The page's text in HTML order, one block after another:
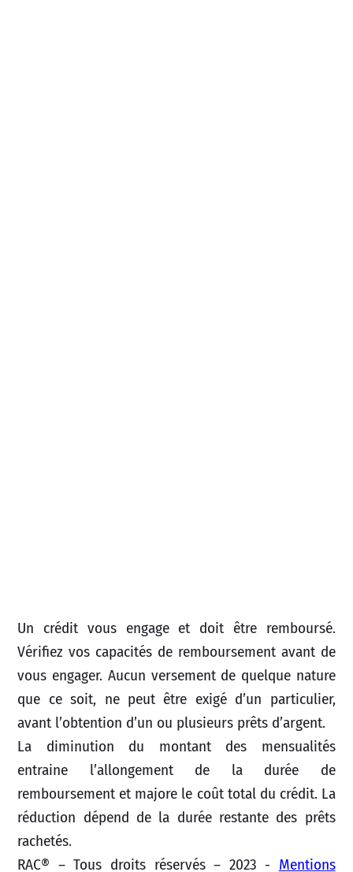
Un crédit vous engage et doit être remboursé.
Vérifiez vos capacités de remboursement avant de
vous engager. Aucun versement de quelque nature
que ce soit, ne peut être exigé d’un particulier,
avant l’obtention d’un ou plusieurs prêts d’argent.
La diminution du montant des mensualités
entraine l’allongement de la durée de
remboursement et majore le coût total du crédit. La
réduction dépend de la durée restante des prêts
rachetés.
RAC® – Tous droits réservés – 2023 - Mentions